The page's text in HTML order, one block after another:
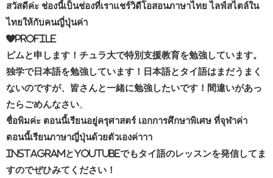
สวัสดีค่ะ ช่องนี้เป็นช่องที่เราแชร์วิดีโอสอนภาษาไทย ไลฟ์สไตล์ใน
ไทยให้กับคนญี่ปุ่นค่า
❤Profile
ピムと申します！チュラ大で特別支援教育を勉強しています。
独学で日本語を勉強しています！日本語とタイ語はまだうまく
ないのですが、皆さんと一緒に勉強したいです！間違いがあっ
たらごめんなさい
ชื่อพิมค่ะ ตอนนี้เรียนอยู่ครุศาสตร์ เอกการศึกษาพิเศษ ที่จุฬาค่า
ตอนนี้เรียนภาษาญี่ปุ่นด้วยตัวเองค่าาา
InstagramとYoutubeでもタイ語のレッスンを発信してま
すのでぜひみてください！